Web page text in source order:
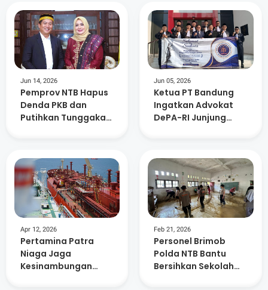
Jun 14, 2026
Pemprov NTB Hapus
Denda PKB dan
Putihkan Tunggakan
Jun 05, 2026
Ketua PT Bandung
Ingatkan Advokat
DePA-RI Junjung
Apr 12, 2026
Pertamina Patra
Niaga Jaga
Kesinambungan
Feb 21, 2026
Personel Brimob
Polda NTB Bantu
Bersihkan Sekolah